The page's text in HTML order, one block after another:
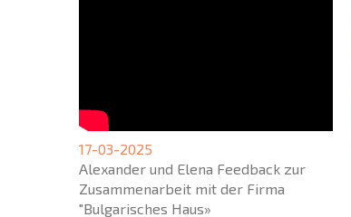
17-03-2025
Alexander und Elena Feedback zur
Zusammenarbeit mit der Firma
"Bulgarisches Haus»